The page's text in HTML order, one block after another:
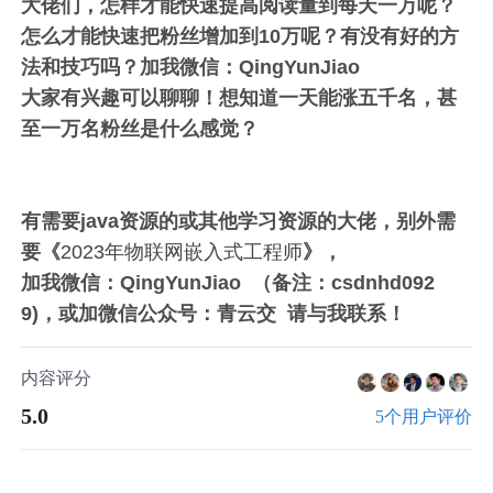
大佬们，怎样才能快速提高阅读量到每天一万呢？
怎么才能快速把粉丝增加到10万呢？有没有好的方
法和技巧吗？加我微信：QingYunJiao
大家有兴趣可以聊聊！想知道一天能涨五千名，甚
至一万名粉丝是什么感觉？
有需要java资源的或其他学习资源的大佬，别外需
要《2023年物联网嵌入式工程师》，
加我微信：QingYunJiao （备注：csdnhd092
9)，或加微信公众号：青云交 请与我联系！
内容评分
5.0 5个用户评价